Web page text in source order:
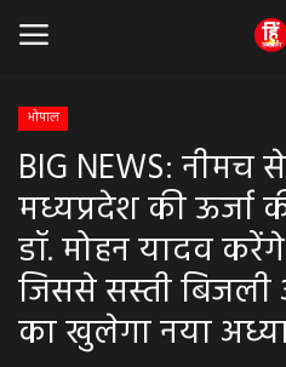
Home
धर्म & ज्योतिष
बड़ी खबर
मध्यप्रदेश
भोपाल
BIG NEWS:
मध्यप्रदेश की ऊर्जा
डॉ. मोहन यादव
जिससे सस्ती
का खुलेगा नया